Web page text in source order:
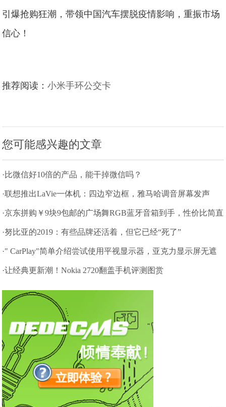
引爆抢购狂潮，带领中国汽车摆脱疫情影响，重振市场
信心！
推荐阅读：小米手环公交卡
您可能感兴趣的文章
·比微信好10倍的产品，能干掉微信吗？
·联想推出LaVie一体机：四边窄边框，雅马哈调音屏幕发声
·京东拼购￥9块9包邮的广场舞RGB蓝牙音箱到手，性价比简直
无情
·努比亚的2019：有些品牌还活着，但它已经“死了”
·" CarPlay"简单介绍尝试使用平视显示器，亚克力显示屏无遮
挡屏幕
·让经典更新潮！Nokia 2720翻盖手机评测图赏